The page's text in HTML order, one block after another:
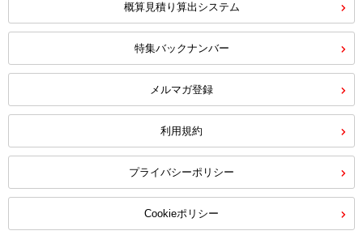
概算見積り算出システム
特集バックナンバー
メルマガ登録
利用規約
プライバシーポリシー
Cookieポリシー